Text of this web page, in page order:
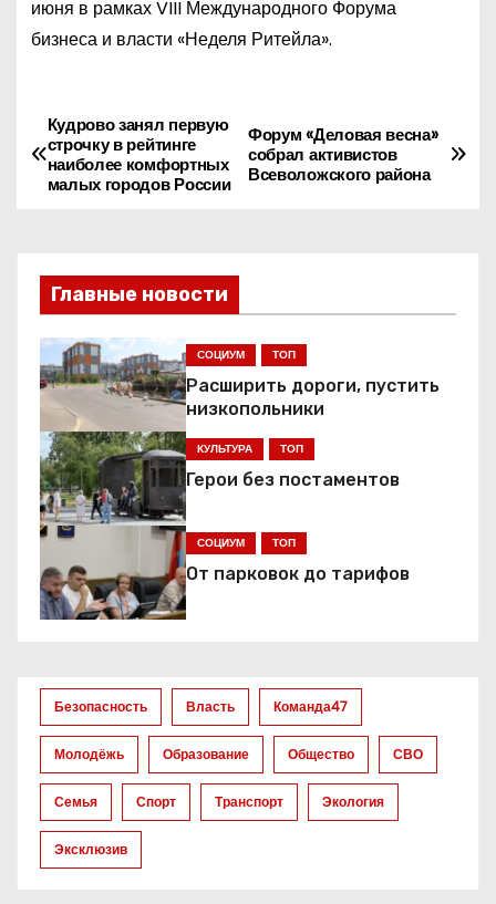
июня в рамках VIII Международного Форума
бизнеса и власти «Неделя Ритейла».
Н
а
и
г
а
ц
и
я
п
о
а
п
и
с
я
Форум «Деловая весна»
собрал активистов
Всеволожского района
Кудрово занял первую
строчку в рейтинге
наиболее комфортных
малых городов России
Главные новости
СОЦИУМ ТОП
Расширить дороги, пустить
низкопольники
КУЛЬТУРА ТОП
Герои без постаментов
СОЦИУМ ТОП
От парковок до тарифов
Безопасность Власть Команда47
Молодёжь Образование Общество СВО
Семья Спорт Транспорт Экология
Эксклюзив